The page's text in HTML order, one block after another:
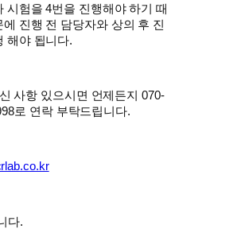
시험을 4번을 진행해야 하기 때
에 진행 전 담당자와 상의 후 진
해야 됩니다.
사항 있으시면 언제든지 070-
로 연락 부탁드립니다.
다.